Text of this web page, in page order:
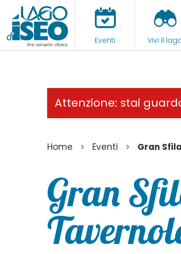
Eventi Vivi il
Attenzione: stai
Home > Eventi > Gran
Gran